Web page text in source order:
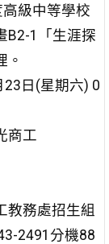
級中等學校
B2-1「生涯探
。
日(星期六) 0
商工
教務處招生組
2491分機88